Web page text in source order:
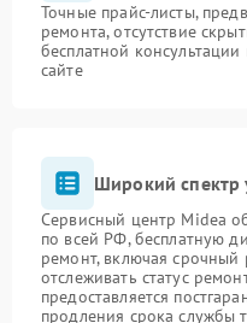
Точные прайс-листы,
ремонта, отсутствие
бесплатной
сайте
Широкий спектр
Сервисный центр Midea
по всей РФ, бесплатную
ремонт, включая срочный
отслеживать статус
предоставляется
продления срока службы